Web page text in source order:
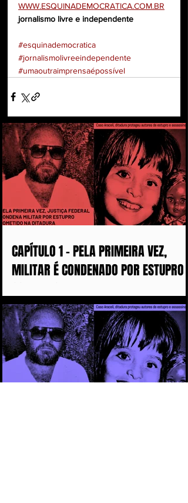
WWW.ESQUINADEMOCRATICA.COM.BR
jornalismo livre e independente
#esquinademocratica
#jornalismolivreeindependente
#umaoutraimprensaépossível
CAPÍTULO 1 - PELA PRIMEIRA VEZ,
MILITAR É CONDENADO POR ESTUPRO